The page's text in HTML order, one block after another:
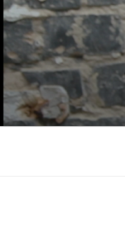
Saltar
al
contenido